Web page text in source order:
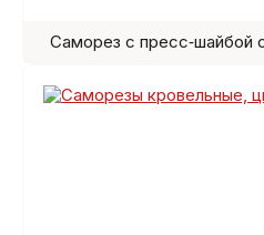
Саморез с пресс‑шайбой